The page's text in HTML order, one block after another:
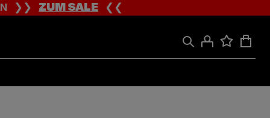
❯❯ZUM SALE❮❮